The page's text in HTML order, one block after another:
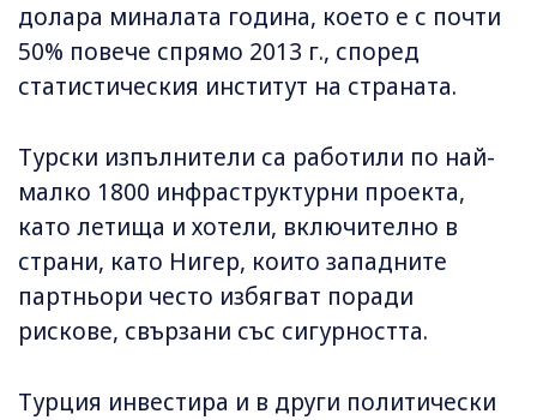
долара миналата година, което е с почти
50% повече спрямо 2013 г., според
статистическия институт на страната.
Турски изпълнители са работили по най-
малко 1800 инфраструктурни проекта,
като летища и хотели, включително в
страни, като Нигер, които западните
партньори често избягват поради
рискове, свързани със сигурността.
Турция инвестира и в други политически